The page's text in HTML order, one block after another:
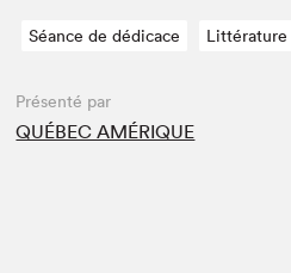
Séance de dédicace Littérature
Présenté par
QUÉBEC AMÉRIQUE